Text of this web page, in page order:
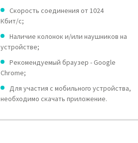
Скорость соединения от 1024
Кбит/с;
Наличие колонок и/или наушников на
устройстве;
Рекомендуемый браузер - Google
Chrome;
Для участия с мобильного устройства,
необходимо скачать приложение.